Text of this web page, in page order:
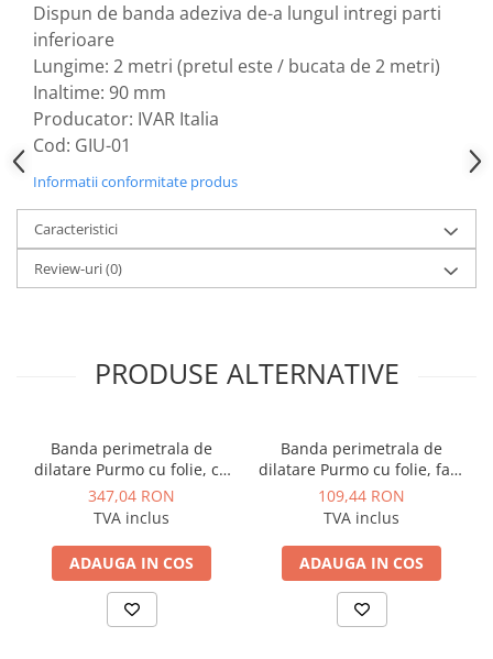
Dulapuri pentru climatizare
Unitati motocondensante
Sisteme evaporative de climatizare
Ventilatoare pentru baie
Ventilatoare pentru tubulatura
Filtrare si odorizare aer
Recuperatoare de caldura
Accesorii echipamente de
ventilatie si climatizare
Canalizare interioara
Canalizare pluviala
Distributie apa
Instalatii de gaz
Fitinguri gaz
Vane de gaz si robineti
Dispun de banda adeziva de-a lungul intregi parti
inferioare
Lungime: 2 metri (pretul este / bucata de 2 metri)
Inaltime: 90 mm
Producator: IVAR Italia
Cod: GIU-01
Informatii conformitate produs
Caracteristici
Review-uri(0)
PRODUSE ALTERNATIVE
Banda perimetrala de
dilatare Purmo cu folie, cu
banda adeziva 6 x 150 mm,
rola 60ml
347,04 RON
TVA inclus
ADAUGA IN COS
Banda perimetrala de
dilatare Purmo cu folie, fara
banda adeziva 8 x 160 mm,
rola 30ml
109,44 RON
TVA inclus
ADAUGA IN COS